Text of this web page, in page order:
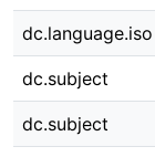
dc.language.iso
dc.subject
dc.subject